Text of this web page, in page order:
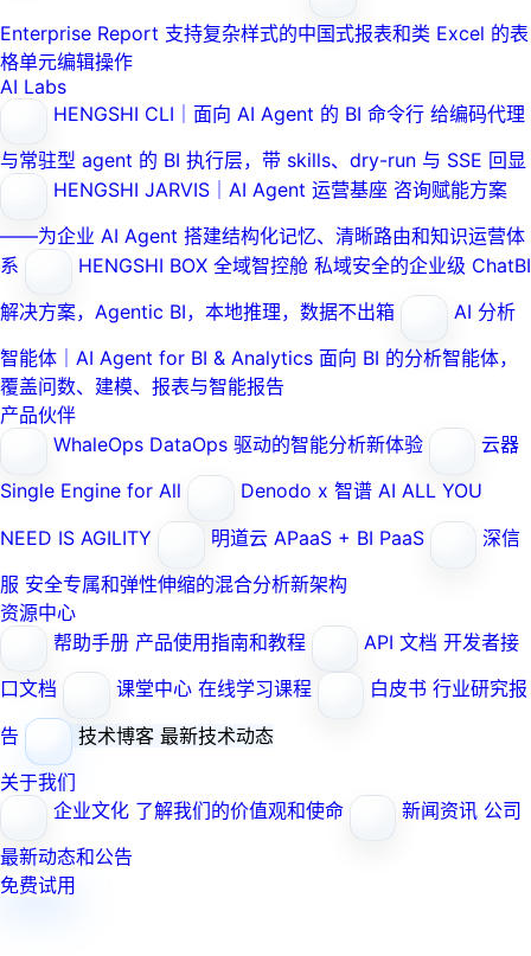
Enterprise Report 支持复杂样式的中国式报表和类 Excel 的表
格单元编辑操作
AI Labs
HENGSHI CLI｜面向 AI Agent 的 BI 命令行 给编码代理
与常驻型 agent 的 BI 执行层，带 skills、dry-run 与 SSE 回显
HENGSHI JARVIS｜AI Agent 运营基座 咨询赋能方案
——为企业 AI Agent 搭建结构化记忆、清晰路由和知识运营体
系
HENGSHI BOX 全域智控舱 私域安全的企业级 ChatBI
解决方案，Agentic BI，本地推理，数据不出箱
AI 分析
智能体｜AI Agent for BI & Analytics 面向 BI 的分析智能体，
覆盖问数、建模、报表与智能报告
产品伙伴
WhaleOps DataOps 驱动的智能分析新体验
云器
Single Engine for All
Denodo x 智谱 AI ALL YOU
NEED IS AGILITY
明道云 APaaS + BI PaaS
深信
服 安全专属和弹性伸缩的混合分析新架构
资源中心
帮助手册 产品使用指南和教程 API 文档 开发者接
口文档
课堂中心 在线学习课程 白皮书 行业研究报
告
技术博客 最新技术动态
关于我们
企业文化 了解我们的价值观和使命 新闻资讯 公司
最新动态和公告
免费试用